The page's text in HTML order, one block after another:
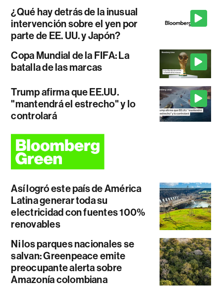
¿Qué hay detrás de la inusual
intervención sobre el yen por
parte de EE. UU. y Japón?
Copa Mundial de la FIFA: La
batalla de las marcas
Trump afirma que EE.UU.
"mantendrá el estrecho" y lo
controlará
Así logró este país de América
Latina generar toda su
electricidad con fuentes 100%
renovables
Ni los parques nacionales se
salvan: Greenpeace emite
preocupante alerta sobre
Amazonía colombiana